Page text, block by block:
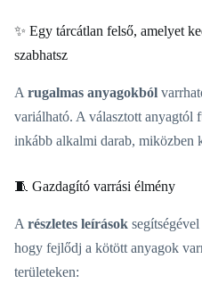
✨ Egy tárcátlan felső, amelyet
szabhatsz
A rugalmas anyagokból
variálható. A választott anyagtól
inkább alkalmi darab, miközben
🧵 Gazdagító varrási élmény
A részletes leírások
hogy fejlődj a kötött anyagok
területeken: